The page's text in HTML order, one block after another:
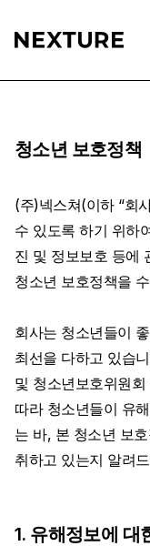
청소년 보호정책
(주)넥스쳐(이하 “회
수 있도록 하기 위하
진 및 정보보호 등에
청소년 보호정책을
회사는 청소년들이
최선을 다하고 있습
및 청소년보호위원
따라 청소년들이 유
는 바, 본 청소년 보
취하고 있는지 알려
1. 유해정보에 대